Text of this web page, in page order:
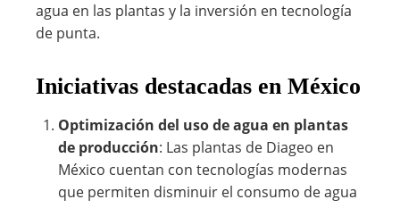
agua en las plantas y la inversión en tecnología
de punta.
Iniciativas destacadas en México
Optimización del uso de agua en plantas
de producción: Las plantas de Diageo en
México cuentan con tecnologías modernas
que permiten disminuir el consumo de agua